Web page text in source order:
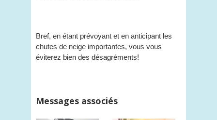
Bref, en étant prévoyant et en anticipant les
chutes de neige importantes, vous vous
éviterez bien des désagréments!
Messages associés